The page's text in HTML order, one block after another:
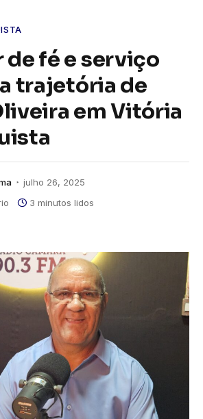
de fé e serviço
trajetória de
em Vitória
julho 26, 2025
3 minutos lidos